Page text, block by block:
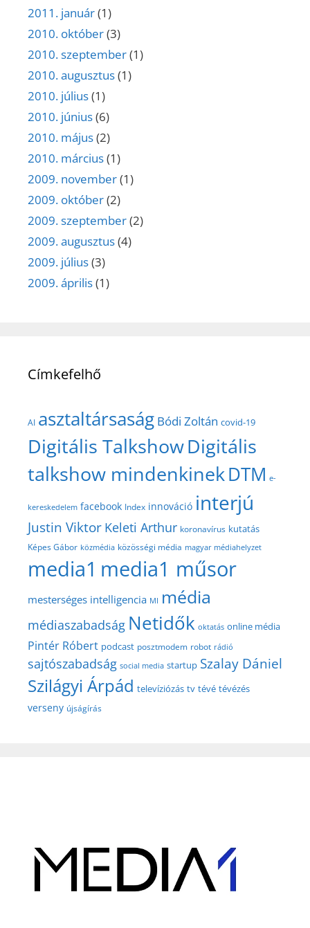
2011. január(1)
2010. október(3)
2010. szeptember(1)
2010. augusztus(1)
2010. július(1)
2010. június(6)
2010. május(2)
2010. március(1)
2009. november(1)
2009. október(2)
2009. szeptember(2)
2009. augusztus(4)
2009. július(3)
2009. április(1)
Címkefelhő
AI asztaltársaság Bódi Zoltán covid-19
Digitális TalkshowDigitális
talkshow mindenkinekDTM e-
kereskedelem facebook Index innováció interjú
Justin Viktor Keleti Arthur koronavírus kutatás
Képes Gábor közmédia közösségi média magyar médiahelyzet
media1 media1 műsor
mesterséges intelligencia MI média
médiaszabadság Netidők oktatás online média
Pintér Róbert podcast posztmodem robot rádió
sajtószabadság social media startup Szalay Dániel
Szilágyi Árpád televíziózás tv tévé tévézés
verseny újságírás